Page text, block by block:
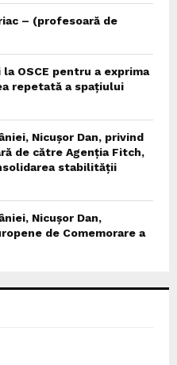
– (profesoară de
OSCE pentru a exprima
repetată a spațiului
Nicușor Dan, privind
de către Agenția Fitch,
stabilității
Nicușor Dan,
de Comemorare a